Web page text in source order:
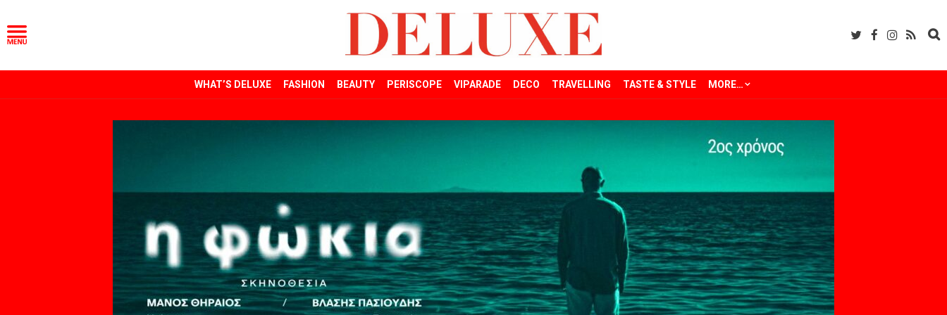
WHAT’S DELUXE FASHION BEAUTY PERISCOPE VIPARADE DECO TRAVELLING TASTE & STYLE MORE…